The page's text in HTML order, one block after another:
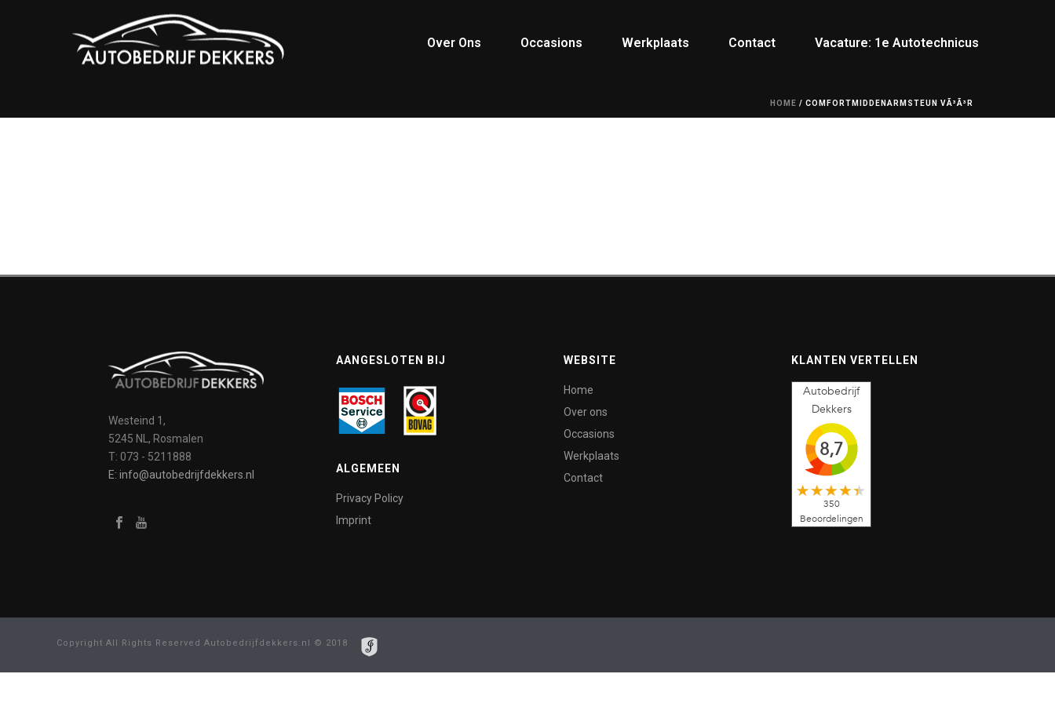
Over Ons Occasions Werkplaats Contact Vacature: 1e Autotechnicus
HOME / COMFORTMIDDENARMSTEUN VÃ³Ã³R
Westeind 1,
5245 NL, Rosmalen
T: 073 - 5211888
E: info@autobedrijfdekkers.nl
AANGESLOTEN BIJ
ALGEMEEN
Privacy Policy
Imprint
WEBSITE
Home
Over ons
Occasions
Werkplaats
Contact
KLANTEN VERTELLEN
Autobedrijf
Dekkers
8,7
350
Beoordelingen
Copyright All Rights Reserved Autobedrijfdekkers.nl © 2018